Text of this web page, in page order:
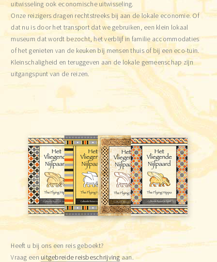
uitwisseling ook economische uitwisseling.
Onze reizigers dragen rechtstreeks bij aan de lokale economie. Of
dat nu is door het transport dat we gebruiken, een klein lokaal
museum dat wordt bezocht, het verblijf in familie accommodaties
of het genieten van de keuken bij mensen thuis of bij een eco-tuin.
Kleinschaligheid en teruggeven aan de lokale gemeenschap zijn
uitgangspunt van de reizen.
Heeft u bij ons een reis geboekt?
Vraag een uitgebreide reisbeschrijvingaan.